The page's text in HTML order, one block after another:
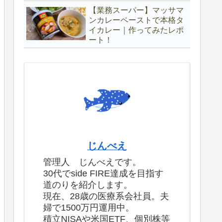
【業務スーパー】マッサマ
ンカレーペーストで本格タ
イカレー｜作ってみたレポ
ート！
じんべえ
管理人 じんべえです。
30代でside FIRE達成を目指す
道のりを紹介します。
現在、28歳の医療系会社員。夫
婦で1500万円運用中。
積立NISAや米国ETF、個別株等